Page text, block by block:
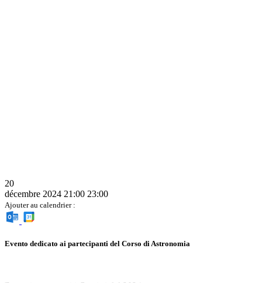
20
décembre 2024 21:00 23:00
Ajouter au calendrier :
Evento dedicato ai partecipanti del Corso di Astronomia